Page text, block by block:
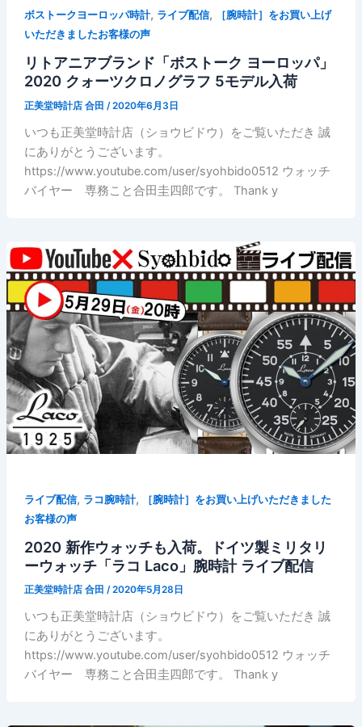
ボストークヨーロッパ時計, ライブ配信,
［腕時計］をお買い上げ
いただきましたお客様の声
リトアニアブランド「ボストーク ヨーロッパ」
2020 クォーツクロノグラフ 5モデル入荷
正美堂時計店 合田 /2020年6月3日
いつも正美堂時計店（ショウビドウ）をご覧いただき 誠
にありがとうございます。
https://www.youtube.com/user/syohbido0512 ウォッチ
バイヤー 専務こと合田圭四郎です。 Thank y
ライブ配信, ラコ腕時計,
［腕時計］をお買い上げいただきました
お客様の声
2020 新作ウォッチも入荷。ドイツ製ミリタリ
ーウォッチ「ラコ Laco」腕時計 ライブ配信
正美堂時計店 合田 /2020年5月28日
いつも正美堂時計店（ショウビドウ）をご覧いただき 誠
にありがとうございます。
https://www.youtube.com/user/syohbido0512 ウォッチ
バイヤー 専務こと合田圭四郎です。 Thank y